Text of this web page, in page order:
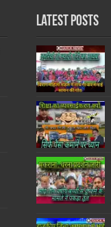
Latest Posts